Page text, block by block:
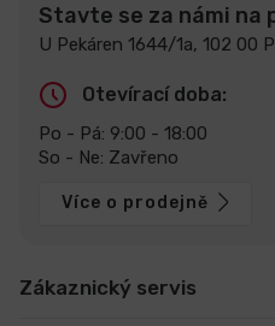
Stavte se za námi na
U Pekáren 1644/1a, 102 00
Otevírací doba:
Po - Pá: 9:00 - 18:00
So - Ne: Zavřeno
Více o prodejně
Zákaznický servis